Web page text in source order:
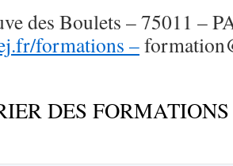
des Boulets – 75011 –
formations –
DES FORMATIONS